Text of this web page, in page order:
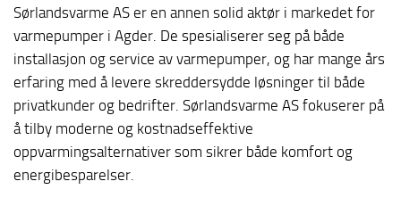
Sørlandsvarme AS er en annen solid aktør i markedet for
varmepumper i Agder. De spesialiserer seg på både
installasjon og service av varmepumper, og har mange års
erfaring med å levere skreddersydde løsninger til både
privatkunder og bedrifter. Sørlandsvarme AS fokuserer på
å tilby moderne og kostnadseffektive
oppvarmingsalternativer som sikrer både komfort og
energibesparelser.